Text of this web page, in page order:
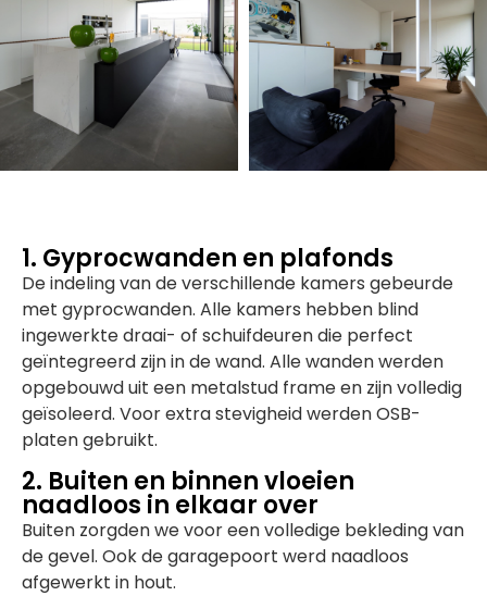
1. Gyprocwanden en plafonds
De indeling van de verschillende kamers gebeurde
met gyprocwanden. Alle kamers hebben blind
ingewerkte draai- of schuifdeuren die perfect
geïntegreerd zijn in de wand. Alle wanden werden
opgebouwd uit een metalstud frame en zijn volledig
geïsoleerd. Voor extra stevigheid werden OSB-
platen gebruikt.
2. Buiten en binnen vloeien
naadloos in elkaar over
Buiten zorgden we voor een volledige bekleding van
de gevel. Ook de garagepoort werd naadloos
afgewerkt in hout.